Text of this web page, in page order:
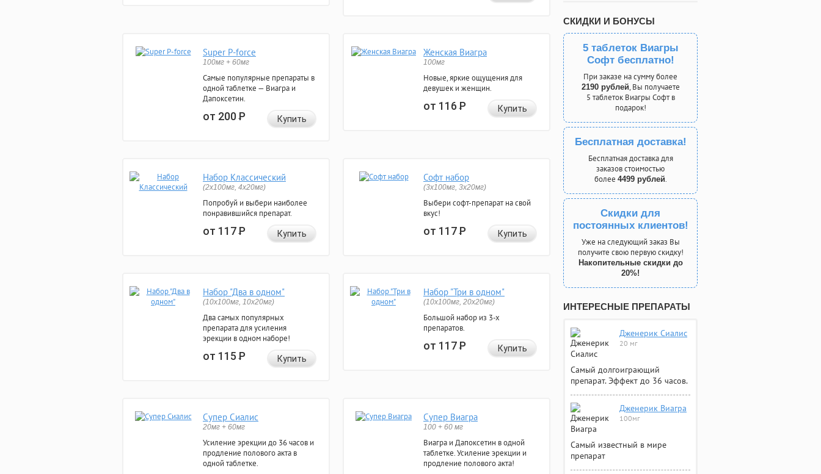
Super P-force
100мг + 60мг
Самые популярные препараты в
одной таблетке — Виагра и
Дапоксетин.
от 200Р Купить
Женская Виагра
100мг
Новые, яркие ощущения для
девушек и женщин.
от 116Р Купить
Набор Классический
(2x100мг, 4x20мг)
Попробуй и выбери наиболее
понравившийся препарат.
от 117Р Купить
Софт набор
(3x100мг, 3x20мг)
Выбери софт-препарат на свой
вкус!
от 117Р Купить
Набор "Два в одном"
(10x100мг, 10x20мг)
Два самых популярных
препарата для усиления
эрекции в одном наборе!
от 115Р Купить
Набор "Три в одном"
(10x100мг, 20x20мг)
Большой набор из 3-х
препаратов.
от 117Р Купить
Супер Сиалис
20мг + 60мг
Усиление эрекции до 36 часов и
продление полового акта в
одной таблетке.
Супер Виагра
100 + 60 мг
Виагра и Дапоксетин в одной
таблетке. Усиление эрекции и
продление полового акта!
СКИДКИ И БОНУСЫ
5 таблеток Виагры
Софт бесплатно!
При заказе на сумму более
2190 рублей, Вы получаете
5 таблеток Виагры Софт в
подарок!
Бесплатная доставка!
Бесплатная доставка для
заказов стоимостью
более 4499 рублей.
Скидки для
постоянных клиентов!
Уже на следующий заказ Вы
получите свою первую скидку!
Накопительные скидки до
20%!
ИНТЕРЕСНЫЕ ПРЕПАРАТЫ
Дженерик Сиалис
20 мг
Самый долгоиграющий
препарат. Эффект до 36 часов.
Дженерик Виагра
100мг
Самый известный в мире
препарат